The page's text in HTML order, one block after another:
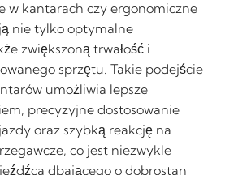
w kantarach czy ergonomiczne
nie tylko optymalne
zwiększoną trwałość i
sprzętu. Takie podejście
umożliwia lepsze
precyzyjne dostosowanie
oraz szybką reakcję na
co jest niezwykle
dbającego o dobrostan